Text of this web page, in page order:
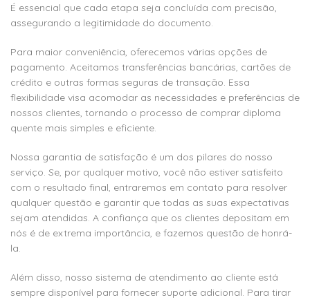
É essencial que cada etapa seja concluída com precisão,
assegurando a legitimidade do documento.
Para maior conveniência, oferecemos várias opções de
pagamento. Aceitamos transferências bancárias, cartões de
crédito e outras formas seguras de transação. Essa
flexibilidade visa acomodar as necessidades e preferências de
nossos clientes, tornando o processo de comprar diploma
quente mais simples e eficiente.
Nossa garantia de satisfação é um dos pilares do nosso
serviço. Se, por qualquer motivo, você não estiver satisfeito
com o resultado final, entraremos em contato para resolver
qualquer questão e garantir que todas as suas expectativas
sejam atendidas. A confiança que os clientes depositam em
nós é de extrema importância, e fazemos questão de honrá-
la.
Além disso, nosso sistema de atendimento ao cliente está
sempre disponível para fornecer suporte adicional. Para tirar